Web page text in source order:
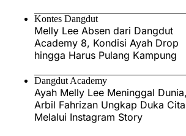
Kontes Dangdut
Melly Lee Absen dari Dangdut
Academy 8, Kondisi Ayah Drop
hingga Harus Pulang Kampung
Dangdut Academy
Ayah Melly Lee Meninggal Dunia,
Arbil Fahrizan Ungkap Duka Cita
Melalui Instagram Story